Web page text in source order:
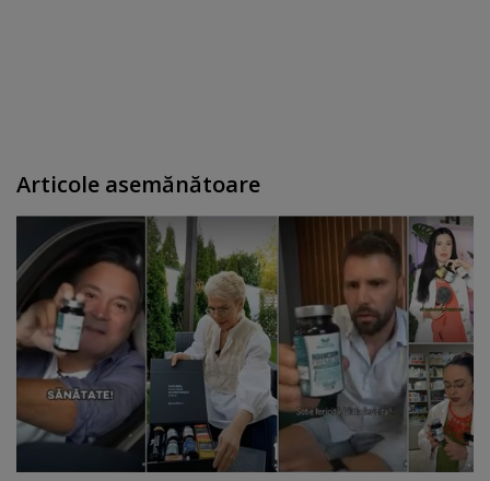
Articole asemănătoare